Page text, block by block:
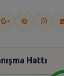
Hattı